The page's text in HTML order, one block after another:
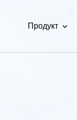
Продукт